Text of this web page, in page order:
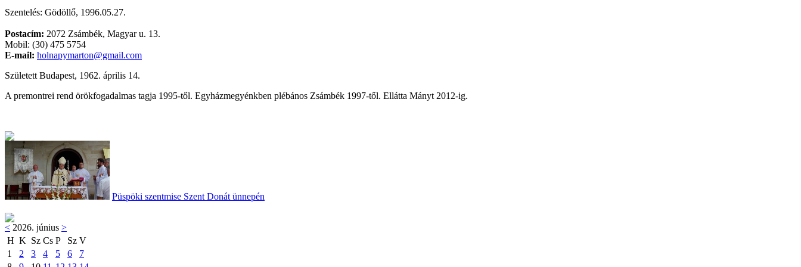
Szentelés: Gödöllő, 1996.05.27.
Postacím: 2072 Zsámbék, Magyar u. 13.
Mobil: (30) 475 5754
E-mail: holnapymarton@gmail.com
Született Budapest, 1962. április 14.
A premontrei rend örökfogadalmas tagja 1995-től. Egyházmegyénkben plébános Zsámbék 1997-től. Ellátta Mányt 2012-ig.
Püspöki szentmise Szent Donát ünnepén
< 2026. június >
H K Sz Cs P Sz V
1
2 3 4 5 6
7